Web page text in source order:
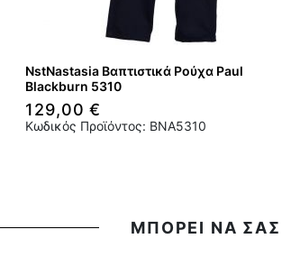
NstNastasia Βαπτιστικά Ρούχα Paul
Blackburn 5310
129,00 €
Κωδικός Προϊόντος: BNA5310
ΜΠΟΡΕΙ ΝΑ